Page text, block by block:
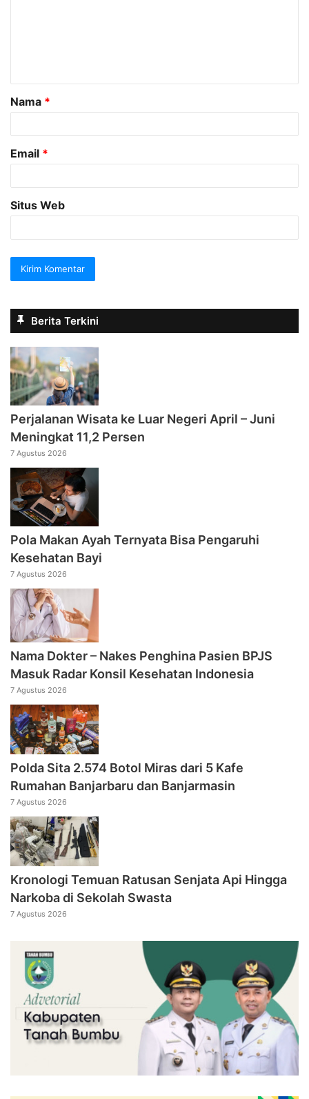
a
r
Nama *
Email *
Situs Web
Berita Terkini
Perjalanan Wisata ke Luar Negeri April – Juni
Meningkat 11,2 Persen
7 Agustus 2026
Pola Makan Ayah Ternyata Bisa Pengaruhi
Kesehatan Bayi
7 Agustus 2026
Nama Dokter – Nakes Penghina Pasien BPJS
Masuk Radar Konsil Kesehatan Indonesia
7 Agustus 2026
Polda Sita 2.574 Botol Miras dari 5 Kafe
Rumahan Banjarbaru dan Banjarmasin
7 Agustus 2026
Kronologi Temuan Ratusan Senjata Api Hingga
Narkoba di Sekolah Swasta
7 Agustus 2026